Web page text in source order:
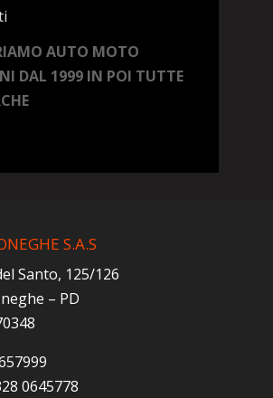
AUTO MOTO
DAL 1999 IN POI TUTTE
S.A.S
Santo, 125/126
– PD
0645778